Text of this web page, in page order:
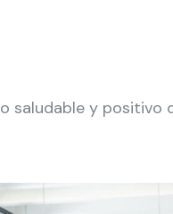
saludable y positivo